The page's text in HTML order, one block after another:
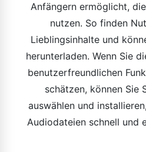
Anfängern ermöglicht,
nutzen. So finden
Lieblingsinhalte und
herunterladen. Wenn Sie
benutzerfreundlichen
schätzen, können Sie
auswählen und
Audiodateien schnell und